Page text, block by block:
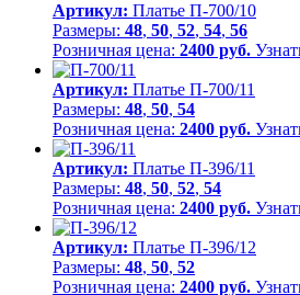
Артикул: Платье П-700/10
Размеры: 48, 50, 52, 54, 56
Розничная цена: 2400 руб.
Артикул: Платье П-700/11
Размеры: 48, 50, 54
Розничная цена: 2400 руб.
Артикул: Платье П-396/11
Размеры: 48, 50, 52, 54
Розничная цена: 2400 руб.
Артикул: Платье П-396/12
Размеры: 48, 50, 52
Розничная цена: 2400 руб.